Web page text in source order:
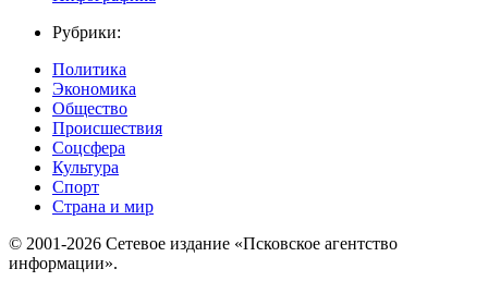
Рубрики:
Политика
Экономика
Общество
Происшествия
Соцсфера
Культура
Спорт
Страна и мир
© 2001-2026 Сетевое издание «Псковское агентство
информации».